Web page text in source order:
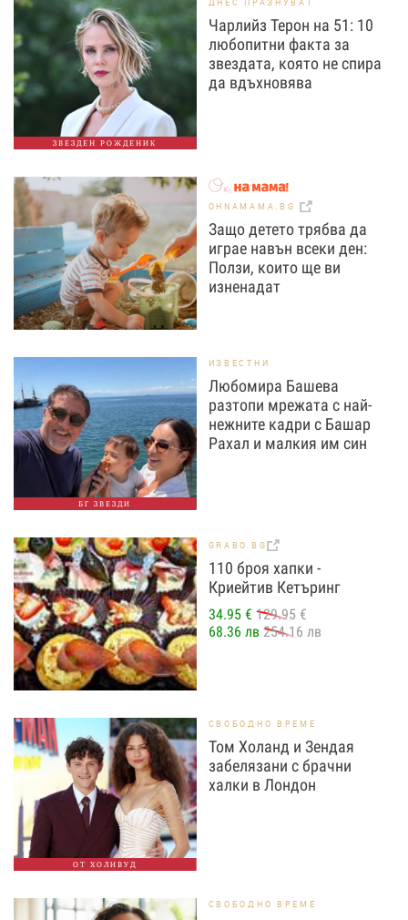
ЗВЕЗДЕН РОЖДЕНИК
Чарлийз Терон на 51: 10
любопитни факта за
звездата, която не спира
да вдъхновява
OHNAMAMA.BG
Защо детето трябва да
играе навън всеки ден:
Ползи, които ще ви
изненадат
БГ ЗВЕЗДИ
ИЗВЕСТНИ
Любомира Башева
разтопи мрежата с най-
нежните кадри с Башар
Рахал и малкия им син
GRABO.BG
110 броя хапки -
Криейтив Кетъринг
34.95 € 129.95 €
68.36 лв 254.16 лв
ОТ ХОЛИВУД
СВОБОДНО ВРЕМЕ
Том Холанд и Зендая
забелязани с брачни
халки в Лондон
СВОБОДНО ВРЕМЕ